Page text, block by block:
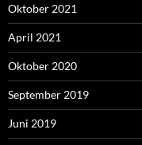
Oktober 2021
April 2021
Oktober 2020
September 2019
Juni 2019